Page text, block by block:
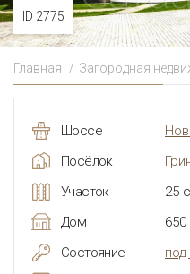
ID 2775
Главная Загородная
Шоссе
Посёлок
Участок
25
Дом
Состояние